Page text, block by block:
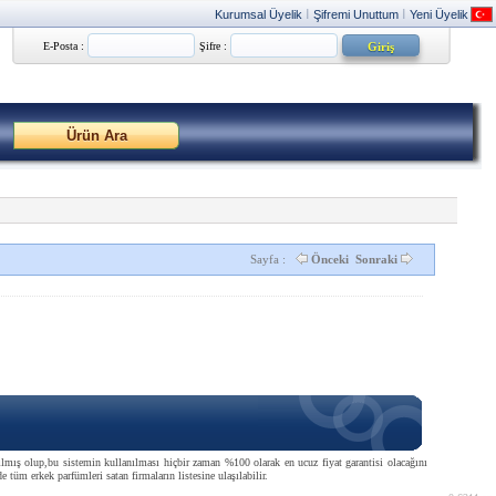
Kurumsal Üyelik Şifremi Unuttum Yeni Üyelik
E-Posta : Şifre :
Sayfa : Önceki Sonraki
olup,bu sistemin kullanılması hiçbir zaman %100 olarak en ucuz fiyat garantisi olacağını
tüm erkek parfümleri satan firmaların listesine ulaşılabilir.